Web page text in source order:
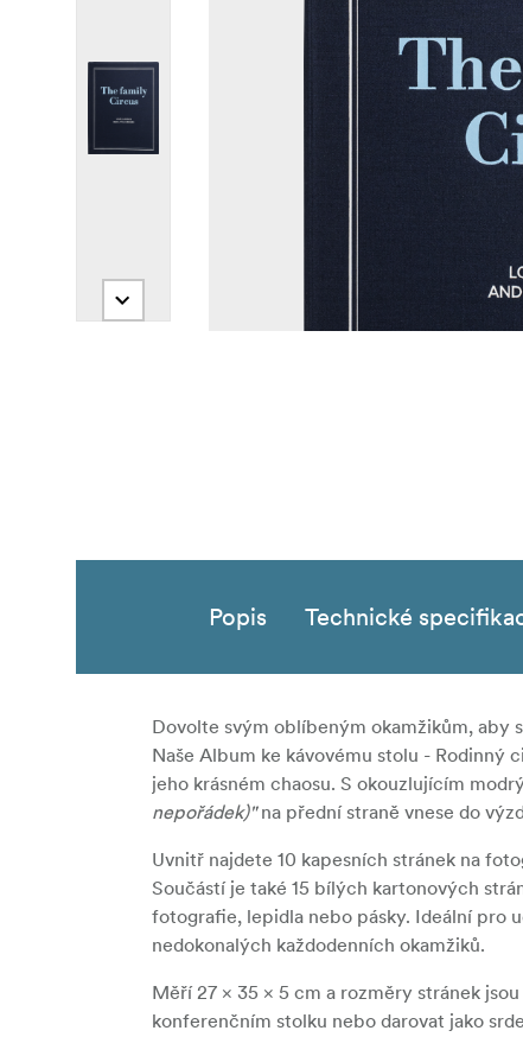
Popis Technické
Dovolte svým oblíbeným okamžikům, aby
Naše Album ke kávovému stolu - Rodinný
jeho krásném chaosu. S okouzlujícím
nepořádek)"na přední straně vnese do
Uvnitř najdete 10 kapesních stránek na
Součástí je také 15 bílých kartonových
fotografie, lepidla nebo pásky. Ideální pro
nedokonalých každodenních okamžiků.
Měří27 × 35 × 5 cm a rozměry stránek jsou
konferenčním stolku nebo darovat jako